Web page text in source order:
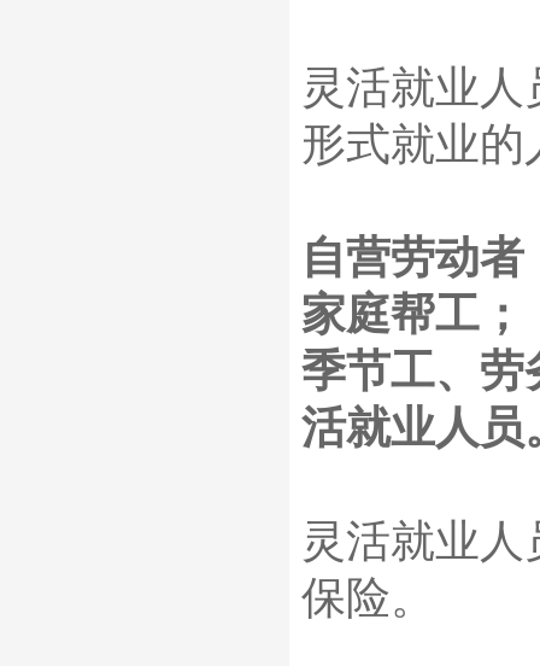
灵活就业
形式就业
自营劳动者
家庭帮工；
季节工、劳
活就业人员
灵活就业
保险。